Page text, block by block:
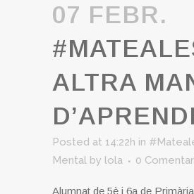
07 FEBR.
ALTRA
Posted at 14:22h in
Mental by lola 0
Alumnat de 5è i 6a de